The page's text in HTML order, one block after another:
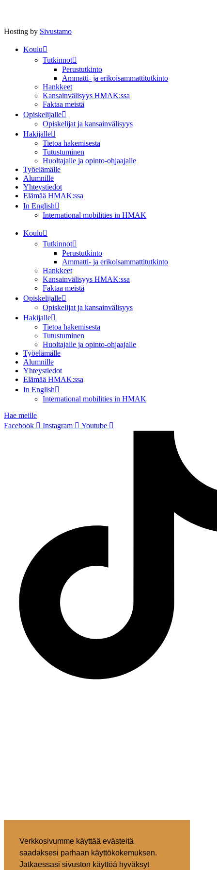
Verkkosivumme käyttää evästeitä
saadaksesi parhaan käyttökokemuksen.
Jatkaessasi sivuston käyttöä hyväksyt
Hosting by Sivustamo
Koulu
Tutkinnot
Perustutkinto
Ammatti- ja erikoisammattitutkinto
Hankkeet
Kansainvälisyys HMAK:ssa
Faktaa meistä
Opiskelijalle
Opiskelijat ja kansainvälisyys
Hakijalle
Tietoa hakemisesta
Tutustuminen
Huoltajalle ja opinto-ohjaajalle
Työelämälle
Alumnille
Yhteystiedot
Elämää HMAK:ssa
In English
International mobilities in HMAK
Koulu
Tutkinnot
Perustutkinto
Ammatti- ja erikoisammattitutkinto
Hankkeet
Kansainvälisyys HMAK:ssa
Faktaa meistä
Opiskelijalle
Opiskelijat ja kansainvälisyys
Hakijalle
Tietoa hakemisesta
Tutustuminen
Huoltajalle ja opinto-ohjaajalle
Työelämälle
Alumnille
Yhteystiedot
Elämää HMAK:ssa
In English
International mobilities in HMAK
Hae meille
Facebook
Instagram Youtube